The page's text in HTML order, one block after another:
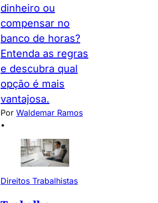
dinheiro ou
compensar no
banco de horas?
Entenda as regras
e descubra qual
opção é mais
vantajosa.
Por Waldemar Ramos
•
Direitos Trabalhistas